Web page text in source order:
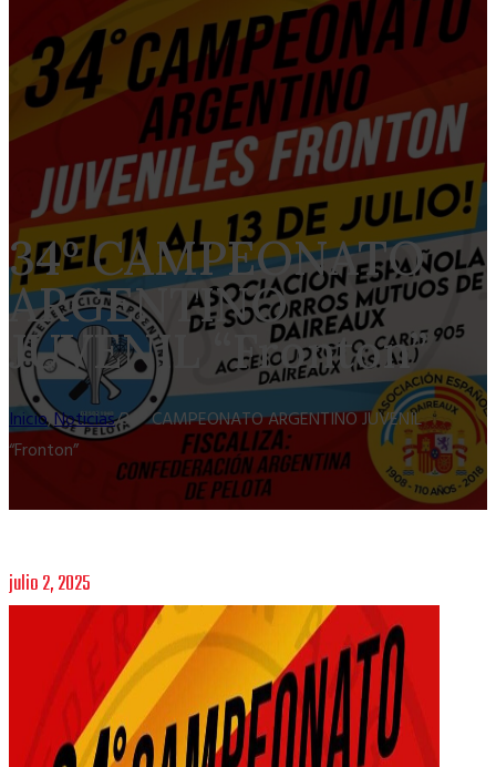
34º CAMPEONATO
ARGENTINO
JUVENIL “Fronton”
Inicio/Noticias/34º CAMPEONATO ARGENTINO JUVENIL
“Fronton”
julio 2, 2025